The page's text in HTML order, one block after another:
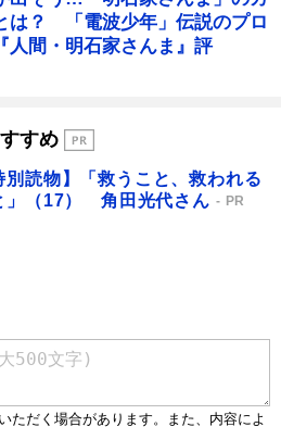
は？ 「電波少年」伝説のプロ
人間・明石家さんま』評
すめ
別読物】「救うこと、救われる
」（17） 角田光代さん
PR